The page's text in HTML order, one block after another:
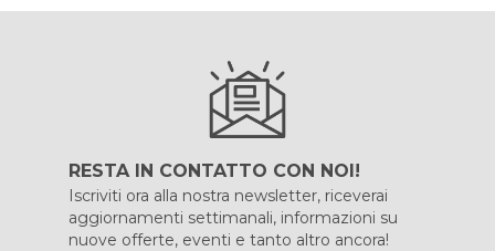
RESTA IN CONTATTO CON NOI!
Iscriviti ora alla nostra newsletter, riceverai
aggiornamenti settimanali, informazioni su
nuove offerte, eventi e tanto altro ancora!